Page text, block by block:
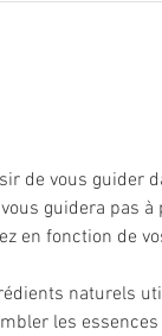
de vous guider
guidera pas
en fonction de
naturels
les